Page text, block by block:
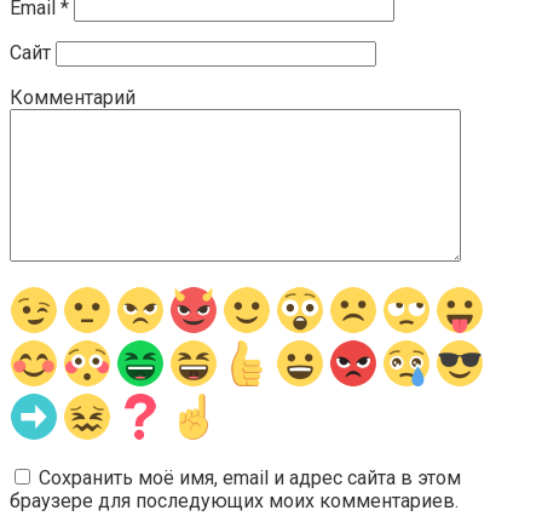
Email *
Сайт
Комментарий
Сохранить моё имя, email и адрес сайта в этом
браузере для последующих моих комментариев.